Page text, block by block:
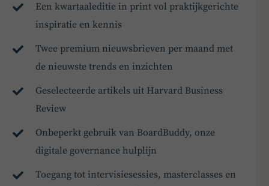
Een kwartaaleditie in print vol praktijkgerichte
inspiratie en kennis
Twee premium nieuwsbrieven per maand met
de nieuwste trends en inzichten
Geselecteerde artikels uit Harvard Business
Review
Onbeperkt gebruik van BoardBuddy, onze
digitale governance hulplijn
Toegang tot intervisiesessies, masterclasses en